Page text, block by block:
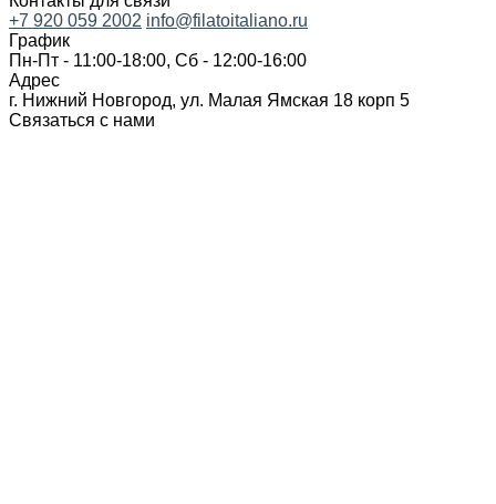
+7 920 059 2002 info@filatoitaliano.ru
График
Пн-Пт - 11:00-18:00, Сб - 12:00-16:00
Адрес
г. Нижний Новгород, ул. Малая Ямская 18 корп 5
Связаться с нами